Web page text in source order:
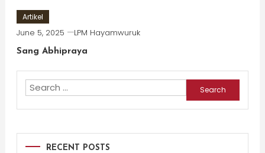
Artikel
June 5, 2025 LPM Hayamwuruk
Sang Abhipraya
Search
for:
RECENT POSTS